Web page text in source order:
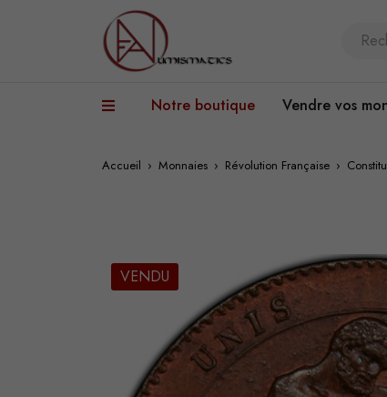
Notre boutique Vendre vos
Accueil › Monnaies › Révolution Française ›
VENDU